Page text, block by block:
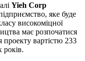
Yieh Corp
яке буде
високоміцної
має розпочатися
проекту вартістю 233